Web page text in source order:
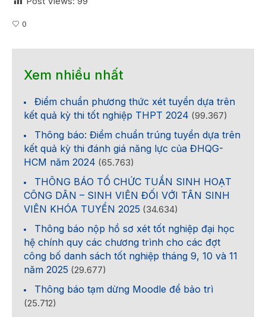
0
Xem nhiều nhất
Điểm chuẩn phương thức xét tuyển dựa trên
kết quả kỳ thi tốt nghiệp THPT 2024 (99.367)
Thông báo: Điểm chuẩn trúng tuyển dựa trên
kết quả kỳ thi đánh giá năng lực của ĐHQG-
HCM năm 2024 (65.763)
THÔNG BÁO TỔ CHỨC TUẦN SINH HOẠT
CÔNG DÂN – SINH VIÊN ĐỐI VỚI TÂN SINH
VIÊN KHÓA TUYỂN 2025 (34.634)
Thông báo nộp hồ sơ xét tốt nghiệp đại học
hệ chính quy các chương trình cho các đợt
công bố danh sách tốt nghiệp tháng 9, 10 và 11
năm 2025 (29.677)
Thông báo tạm dừng Moodle để bảo trì
(25.712)